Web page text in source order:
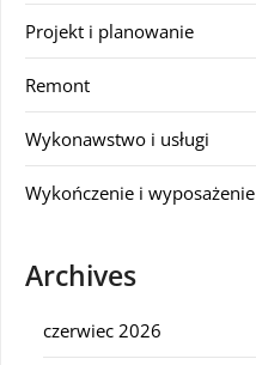
Projekt i planowanie
Remont
Wykonawstwo i usługi
Wykończenie i wyposażenie
Archives
czerwiec 2026